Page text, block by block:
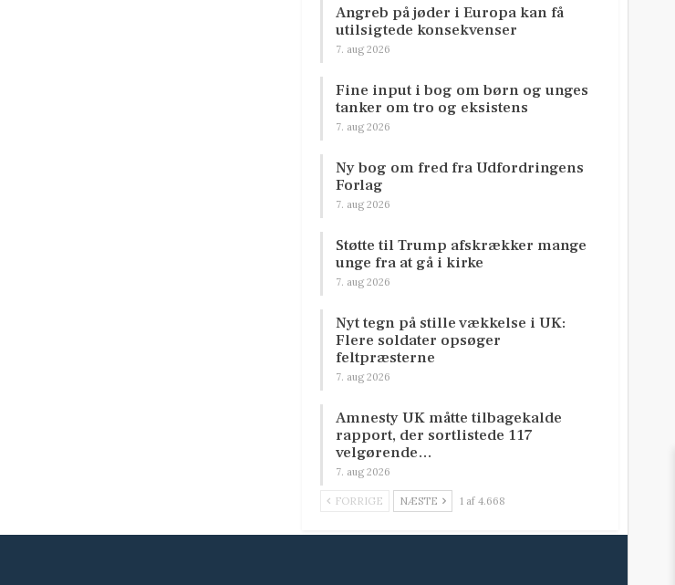
Angreb på jøder i Europa kan få
utilsigtede konsekvenser
7. aug 2026
Fine input i bog om børn og unges
tanker om tro og eksistens
7. aug 2026
Ny bog om fred fra Udfordringens
Forlag
7. aug 2026
Støtte til Trump afskrækker mange
unge fra at gå i kirke
7. aug 2026
Nyt tegn på stille vækkelse i UK:
Flere soldater opsøger
feltpræsterne
7. aug 2026
Amnesty UK måtte tilbagekalde
rapport, der sortlistede 117
velgørende…
7. aug 2026
FORRIGE NÆSTE 1 af 4.668